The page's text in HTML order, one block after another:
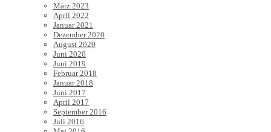
März 2023
April 2022
Januar 2021
Dezember 2020
August 2020
Juni 2020
Juni 2019
Februar 2018
Januar 2018
Juni 2017
April 2017
September 2016
Juli 2016